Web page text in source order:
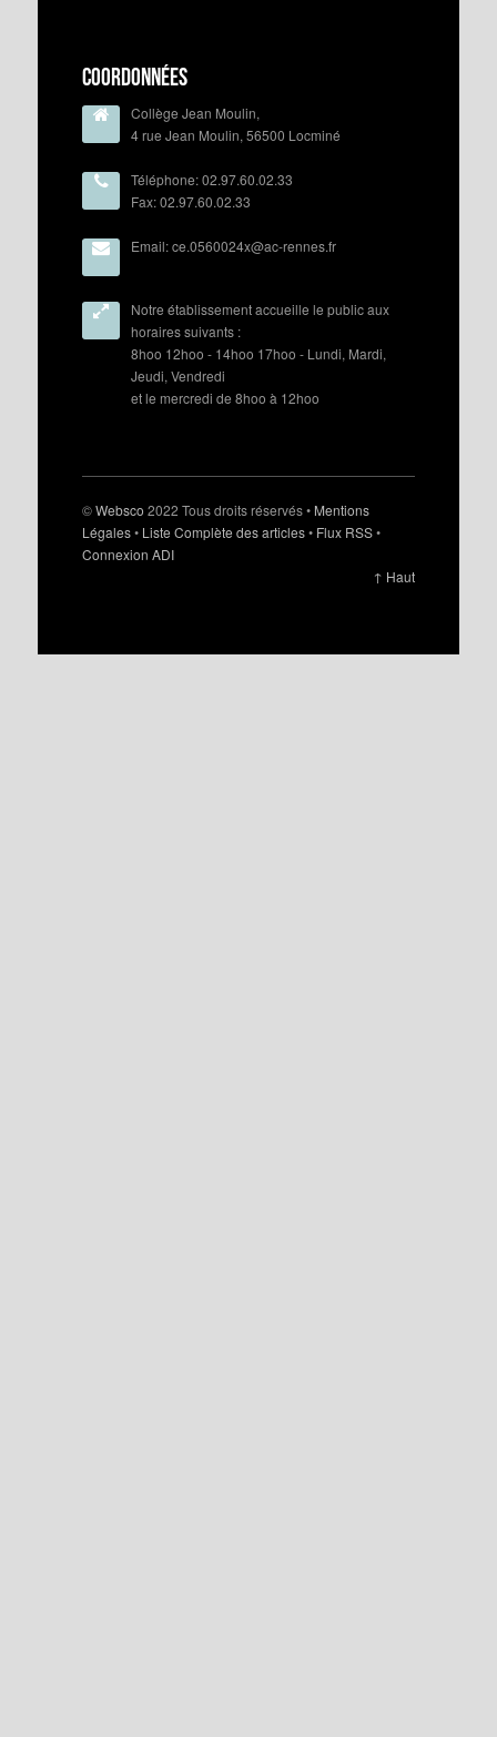
Coordonnées
Collège Jean Moulin,
4 rue Jean Moulin, 56500 Locminé
Téléphone: 02.97.60.02.33
Fax: 02.97.60.02.33
Email: ce.0560024x@ac-rennes.fr
Notre établissement accueille le public aux
horaires suivants :
8hoo 12hoo - 14hoo 17hoo - Lundi, Mardi,
Jeudi, Vendredi
et le mercredi de 8hoo à 12hoo
©Websco 2022 Tous droits réservés • Mentions
Légales• Liste Complète des articles• Flux RSS•
Connexion ADI
↑ Haut